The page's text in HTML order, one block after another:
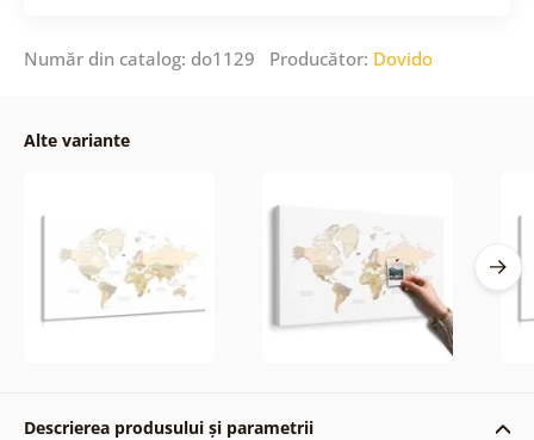
Număr din catalog: do1129 Producător: Dovido
Alte variante
Descrierea produsului și parametrii